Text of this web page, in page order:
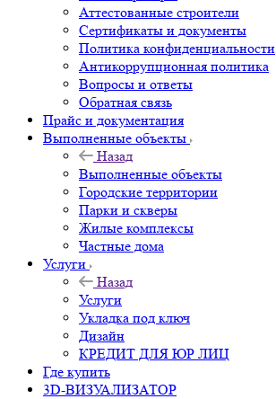
Аттестованные строители
Сертификаты и документы
Политика конфиденциальности
Антикоррупционная политика
Вопросы и ответы
Обратная связь
Прайс и документация
Выполненные объекты
Назад
Выполненные объекты
Городские территории
Парки и скверы
Жилые комплексы
Частные дома
Услуги
Назад
Услуги
Укладка под ключ
Дизайн
КРЕДИТ ДЛЯ ЮР ЛИЦ
Где купить
3D-ВИЗУАЛИЗАТОР